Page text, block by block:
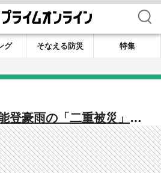
検索
グ そなえる防災
特集
登豪雨の「二重被災」で
島の蕎麦店主が再びのれ